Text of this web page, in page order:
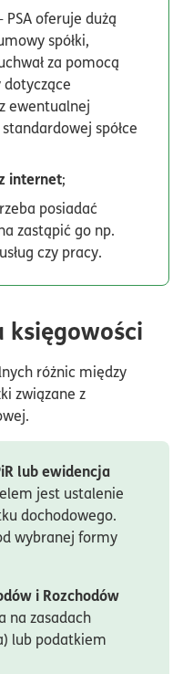
PSA oferuje dużą
spółki,
za pomocą
ewentualnej
spółce
internet;
posiadać
zastąpić go np.
czy pracy.
księgowości
różnic między
związane z
lub ewidencja
jest ustalenie
dochodowego.
wybranej formy
i Rozchodów
na zasadach
lub podatkiem